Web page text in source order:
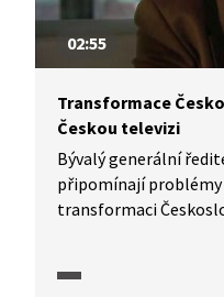
02:55
Transformace
Českou televizi
Bývalý generální
připomínají problémy
transformaci
soukromé televizní